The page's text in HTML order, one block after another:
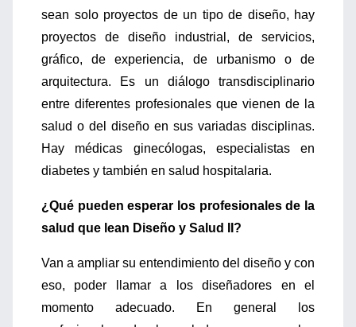
sean solo proyectos de un tipo de diseño, hay
proyectos de diseño industrial, de servicios,
gráfico, de experiencia, de urbanismo o de
arquitectura. Es un diálogo transdisciplinario
entre diferentes profesionales que vienen de la
salud o del diseño en sus variadas disciplinas.
Hay médicas ginecólogas, especialistas en
diabetes y también en salud hospitalaria.
¿Qué pueden esperar los profesionales de la
salud que lean Diseño y Salud II?
Van a ampliar su entendimiento del diseño y con
eso, poder llamar a los diseñadores en el
momento adecuado. En general los